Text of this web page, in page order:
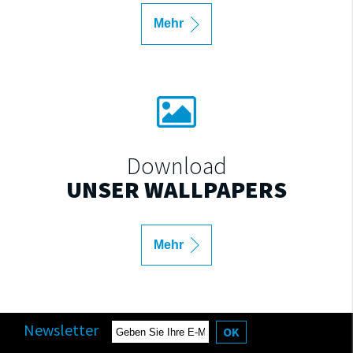
Mehr
Download
UNSER WALLPAPERS
Mehr
Newsletter OK